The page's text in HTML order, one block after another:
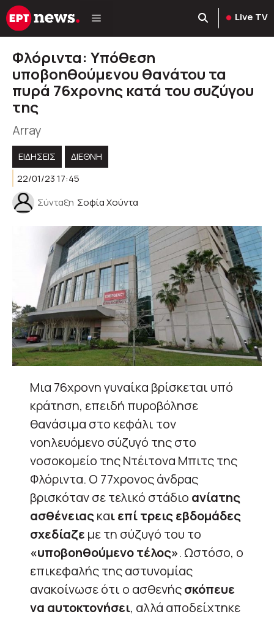
Μετάβαση
σε
Live TV
Φλόριντα: Υπόθεση
υποβοηθούμενου θανάτου τα
πυρά 76χρονης κατά του συζύγου
της
Array
ΕΙΔΗΣΕΙΣ
ΔΙΕΘΝΗ
22/01/23 17:45
Σύνταξη Σοφία Χούντα
Μια 76χρονη γυναίκα βρίσκεται υπό
κράτηση, επειδή πυροβόλησε
θανάσιμα στο κεφάλι τον
νοηλευόμενο σύζυγό της στο
νοσοκομείο της Ντέιτονα Μπιτς της
Φλόριντα. Ο 77χρονος άνδρας
βρισκόταν σε τελικό στάδιο ανίατης
ασθένειαςκαι επί τρεις εβδομάδες
σχεδίαζεμε τη σύζυγό του το
«υποβοηθούμενο τέλος». Ωστόσο, ο
επικεφαλής της αστυνομίας
ανακοίνωσε ότι ο ασθενήςσκόπευε
να αυτοκτονήσει, αλλά αποδείχτηκε